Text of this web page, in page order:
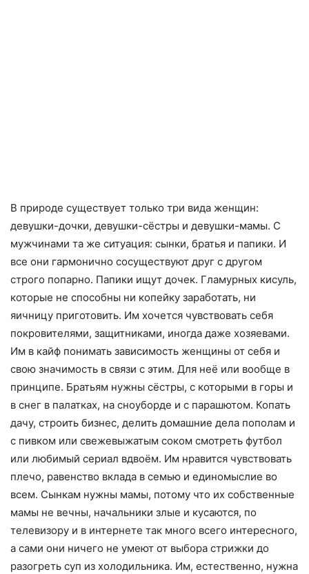
В природе существует только три вида женщин:
девушки-дочки, девушки-сёстры и девушки-мамы. С
мужчинами та же ситуация: сынки, братья и папики. И
все они гармонично сосуществуют друг с другом
строго попарно. Папики ищут дочек. Гламурных кисуль,
которые не способны ни копейку заработать, ни
яичницу приготовить. Им хочется чувствовать себя
покровителями, защитниками, иногда даже хозяевами.
Им в кайф понимать зависимость женщины от себя и
свою значимость в связи с этим. Для неё или вообще в
принципе. Братьям нужны сёстры, с которыми в горы и
в снег в палатках, на сноуборде и с парашютом. Копать
дачу, строить бизнес, делить домашние дела пополам и
с пивком или свежевыжатым соком смотреть футбол
или любимый сериал вдвоём. Им нравится чувствовать
плечо, равенство вклада в семью и единомыслие во
всем. Сынкам нужны мамы, потому что их собственные
мамы не вечны, начальники злые и кусаются, по
телевизору и в интернете так много всего интересного,
а сами они ничего не умеют от выбора стрижки до
разогреть суп из холодильника. Им, естественно, нужна